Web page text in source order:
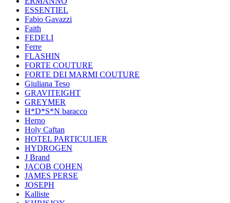
ESSENTIEL
Fabio Gavazzi
Faith
FEDELI
Ferre
FLASHIN
FORTE COUTURE
FORTE DEI MARMI COUTURE
Giuliana Teso
GRAVITEIGHT
GREYMER
H*D*S*N baracco
Herno
Holy Caftan
HOTEL PARTICULIER
HYDROGEN
J Brand
JACOB COHEN
JAMES PERSE
JOSEPH
Kalliste